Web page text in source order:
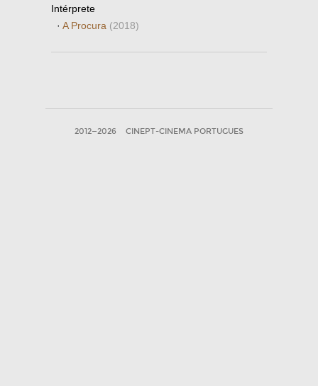
Intérprete
· A Procura (2018)
2012—2026 CINEPT-CINEMA PORTUGUES